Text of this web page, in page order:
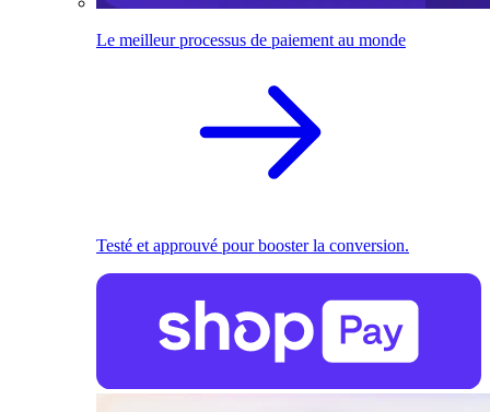
Le meilleur processus de paiement au monde
Testé et approuvé pour booster la conversion.